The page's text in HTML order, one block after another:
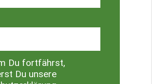
Du fortfährst,
Du unsere